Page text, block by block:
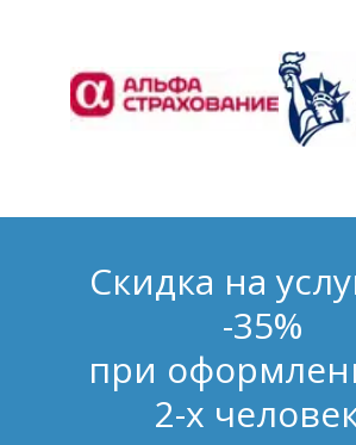
Скидка на
-35%
при
2-х